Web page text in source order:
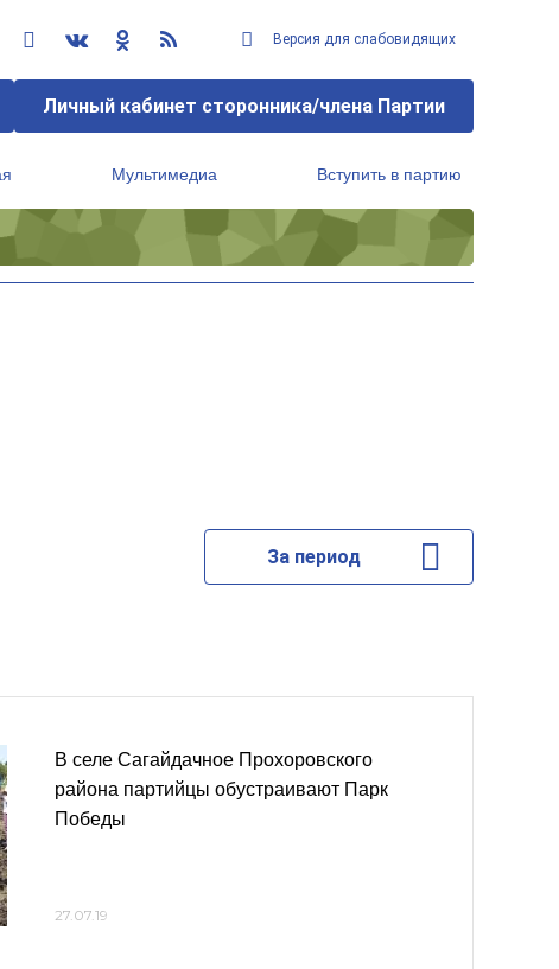
Версия для слабовидящих
Личный кабинет сторонника/члена Партии
Мультимедиа Вступить в партию
За период
В селе Сагайдачное Прохоровского
района партийцы обустраивают Парк
Победы
27.07.19